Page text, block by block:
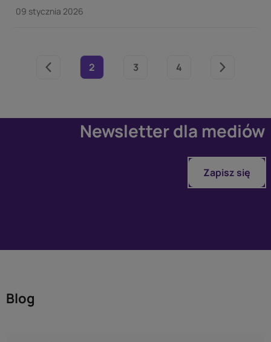
znajdzie coś dla siebie — niezależnie od potrzeb i
09 stycznia 2026
2 3 4
Newsletter dla mediów
Zapisz się
Blog